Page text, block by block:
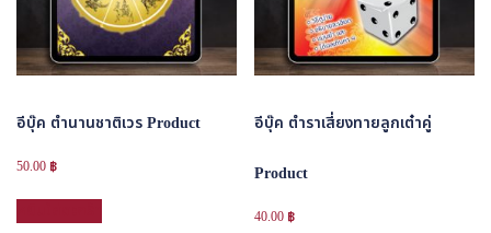
อีบุ๊ค ตำนานชาติเวร Product
50.00 ฿
อีบุ๊ค ตำราเสี่ยงทายลูกเต๋าคู่
Product
40.00 ฿